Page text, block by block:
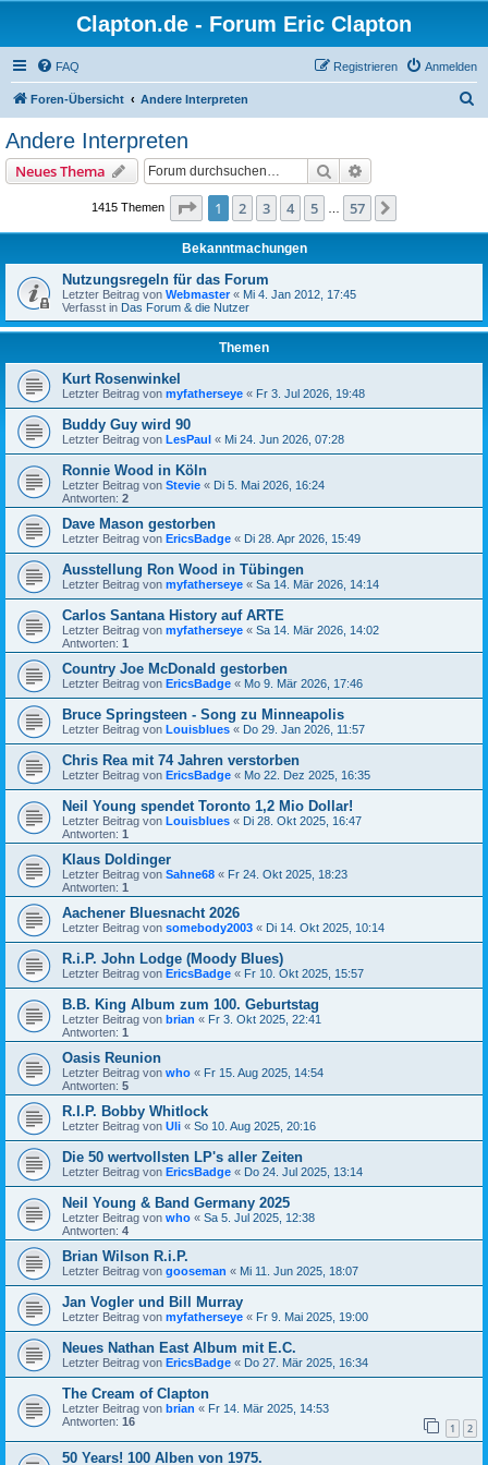
Clapton.de - Forum Eric Clapton
FAQ Anmelden
Registrieren
Foren-Übersicht Andere Interpreten
Andere Interpreten
Neues Thema Suche
1415 Themen Seite 1von 57
1 2 3 4 5 57
Bekanntmachungen
Nutzungsregeln für das Forum
Letzter Beitrag von Webmaster« Mi 4. Jan 2012, 17:45
Verfasst in Das Forum & die Nutzer
Themen
Kurt Rosenwinkel
Letzter Beitrag von myfatherseye « Fr 3. Jul 2026, 19:48
Buddy Guy wird 90
Letzter Beitrag von LesPaul « Mi 24. Jun 2026, 07:28
Ronnie Wood in Köln
Letzter Beitrag von Stevie « Di 5. Mai 2026, 16:24
Antworten: 2
Dave Mason gestorben
Letzter Beitrag von EricsBadge « Di 28. Apr 2026, 15:49
Ausstellung Ron Wood in Tübingen
Letzter Beitrag von myfatherseye « Sa 14. Mär 2026, 14:14
Carlos Santana History auf ARTE
Letzter Beitrag von myfatherseye « Sa 14. Mär 2026, 14:02
Antworten: 1
Country Joe McDonald gestorben
Letzter Beitrag von EricsBadge « Mo 9. Mär 2026, 17:46
Bruce Springsteen - Song zu Minneapolis
Letzter Beitrag von Louisblues « Do 29. Jan 2026, 11:57
Chris Rea mit 74 Jahren verstorben
Letzter Beitrag von EricsBadge « Mo 22. Dez 2025, 16:35
Neil Young spendet Toronto 1,2 Mio Dollar!
Letzter Beitrag von Louisblues « Di 28. Okt 2025, 16:47
Antworten: 1
Klaus Doldinger
Letzter Beitrag von Sahne68 « Fr 24. Okt 2025, 18:23
Antworten: 1
Aachener Bluesnacht 2026
Letzter Beitrag von somebody2003 « Di 14. Okt 2025, 10:14
R.i.P. John Lodge (Moody Blues)
Letzter Beitrag von EricsBadge « Fr 10. Okt 2025, 15:57
B.B. King Album zum 100. Geburtstag
Letzter Beitrag von brian « Fr 3. Okt 2025, 22:41
Antworten: 1
Oasis Reunion
Letzter Beitrag von who « Fr 15. Aug 2025, 14:54
Antworten: 5
R.I.P. Bobby Whitlock
Letzter Beitrag von Uli « So 10. Aug 2025, 20:16
Die 50 wertvollsten LP's aller Zeiten
Letzter Beitrag von EricsBadge « Do 24. Jul 2025, 13:14
Neil Young & Band Germany 2025
Letzter Beitrag von who « Sa 5. Jul 2025, 12:38
Antworten: 4
Brian Wilson R.i.P.
Letzter Beitrag von gooseman « Mi 11. Jun 2025, 18:07
Jan Vogler und Bill Murray
Letzter Beitrag von myfatherseye « Fr 9. Mai 2025, 19:00
Neues Nathan East Album mit E.C.
Letzter Beitrag von EricsBadge « Do 27. Mär 2025, 16:34
The Cream of Clapton
Letzter Beitrag von brian « Fr 14. Mär 2025, 14:53
Antworten: 16 1 2
50 Years! 100 Alben von 1975.